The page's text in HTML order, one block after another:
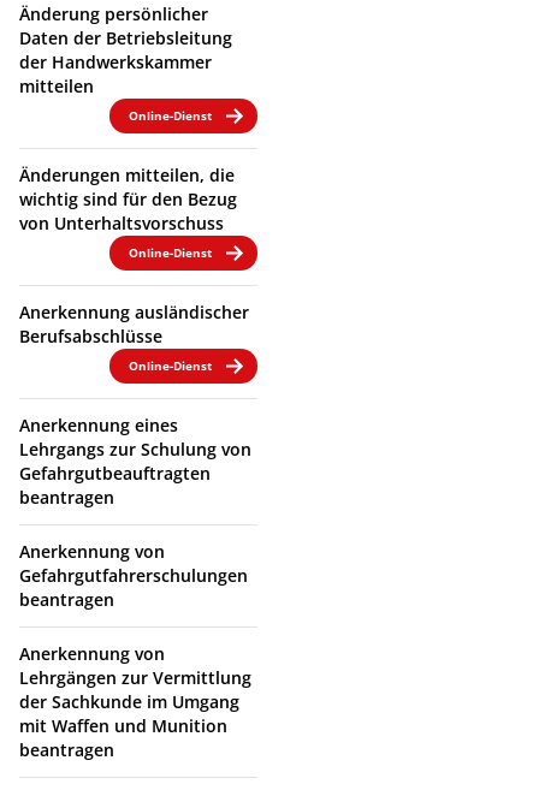
Änderung persönlicher
Daten der Betriebsleitung
der Handwerkskammer
mitteilen
Online-Dienst
Änderungen mitteilen, die
wichtig sind für den Bezug
von Unterhaltsvorschuss
Online-Dienst
Anerkennung ausländischer
Berufsabschlüsse
Online-Dienst
Anerkennung eines
Lehrgangs zur Schulung von
Gefahrgutbeauftragten
beantragen
Anerkennung von
Gefahrgutfahrerschulungen
beantragen
Anerkennung von
Lehrgängen zur Vermittlung
der Sachkunde im Umgang
mit Waffen und Munition
beantragen